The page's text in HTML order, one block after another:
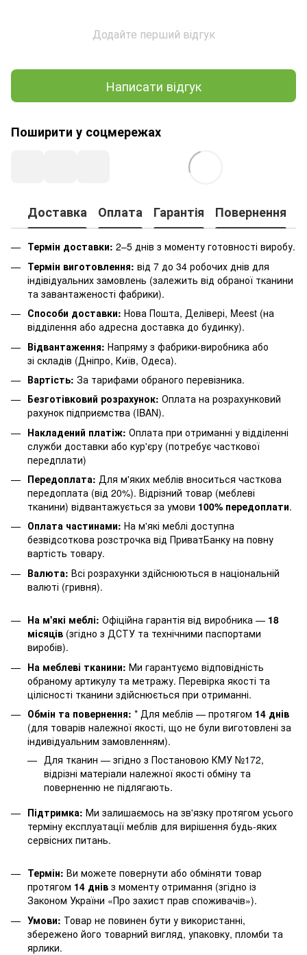
Додайте перший відгук
Написати відгук
Поширити у соцмережах
Доставка Оплата Гарантія Повернення
Термін доставки: 2–5 днів з моменту готовності виробу.
Термін виготовлення: від 7 до 34 робочих днів для
індівідуальних замовлень (залежить від обраної тканини
та завантаженості фабрики).
Способи доставки: Нова Пошта, Делівері, Meest (на
відділення або адресна доставка до будинку).
Відвантаження: Напряму з фабрики-виробника або
зі складів (Дніпро, Київ, Одеса).
Вартість: За тарифами обраного перевізника.
Безготівковий розрахунок: Оплата на розрахунковий
рахунок підприємства (IBAN).
Накладений платіж: Оплата при отриманні у відділенні
служби доставки або кур'єру (потребує часткової
передплати)
Передоплата: Для м'яких меблів вноситься часткова
передоплата (від 20%). Відрізний товар (меблеві
тканини) відвантажується за умови 100% передоплати.
Оплата частинами: На м'які меблі доступна
безвідсоткова розстрочка від ПриватБанку на повну
вартість товару.
Валюта: Всі розрахунки здійснюються в національній
валюті (гривня).
На м'які меблі: Офіційна гарантія від виробника — 18
місяців (згідно з ДСТУ та технічними паспортами
виробів).
На меблеві тканини: Ми гарантуємо відповідність
обраному артикулу та метражу. Перевірка якості та
цілісності тканини здійснюється при отриманні.
Обмін та повернення: * Для меблів — протягом 14 днів
(для товарів належної якості, що не були виготовлені за
індивідуальним замовленням).
Для тканин — згідно з Постановою КМУ №172,
відрізні матеріали належної якості обміну та
поверненню не підлягають.
Підтримка: Ми залишаємось на зв'язку протягом усього
терміну експлуатації меблів для вирішення будь-яких
сервісних питань.
Термін: Ви можете повернути або обміняти товар
протягом 14 днів з моменту отримання (згідно із
Законом України «Про захист прав споживачів»).
Умови: Товар не повинен бути у використанні,
збережено його товарний вигляд, упаковку, пломби та
ярлики.